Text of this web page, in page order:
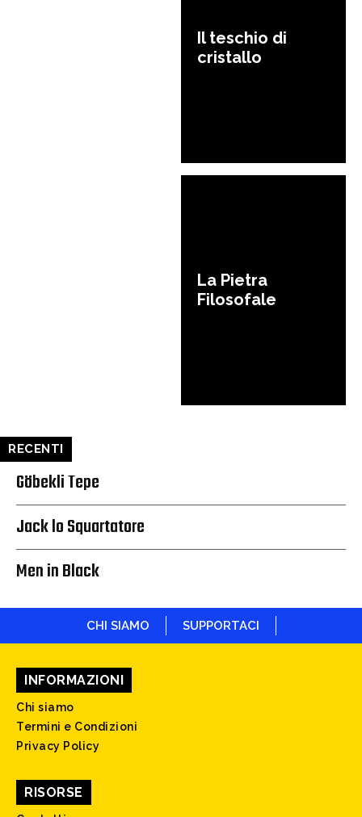
Il teschio di
cristallo
La Pietra
Filosofale
RECENTI
Göbekli Tepe
Jack lo Squartatore
Men in Black
CHI SIAMO SUPPORTACI
INFORMAZIONI
Chi siamo
Termini e Condizioni
Privacy Policy
RISORSE